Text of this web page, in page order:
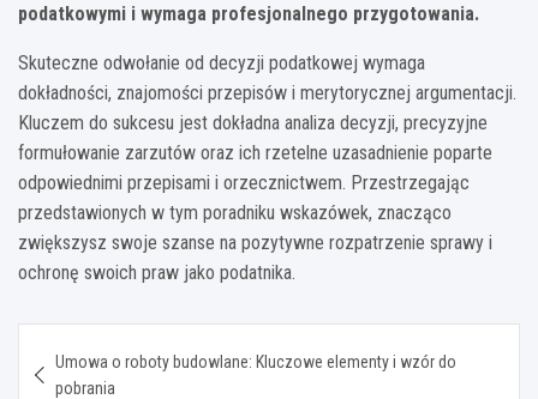
podatkowymi i wymaga profesjonalnego przygotowania.
Skuteczne odwołanie od decyzji podatkowej wymaga
dokładności, znajomości przepisów i merytorycznej argumentacji.
Kluczem do sukcesu jest dokładna analiza decyzji, precyzyjne
formułowanie zarzutów oraz ich rzetelne uzasadnienie poparte
odpowiednimi przepisami i orzecznictwem. Przestrzegając
przedstawionych w tym poradniku wskazówek, znacząco
zwiększysz swoje szanse na pozytywne rozpatrzenie sprawy i
ochronę swoich praw jako podatnika.
wpisu
Umowa o roboty budowlane: Kluczowe elementy i wzór do
pobrania